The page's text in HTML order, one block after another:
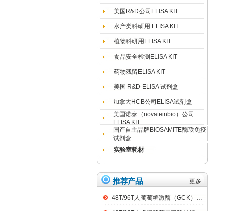
美国R&D公司ELISA KIT
水产类科研用 ELISA KIT
植物科研用ELISA KIT
食品安全检测ELISA KIT
药物残留ELISA KIT
美国 R&D ELISA 试剂盒
加拿大HCB公司ELISA试剂盒
美国诺泰（novateinbio）公司
ELISA KIT
国产自主品牌BIOSAMITE酶联免疫
试剂盒
实验室耗材
推荐产品 更多...
48T/96T人葡萄糖激酶（GCK）ELISA kit